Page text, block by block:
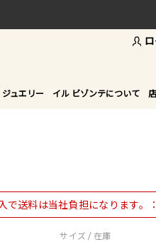
ュエリー イル ビゾンテについて
で送料は当社負担になります。
サイズ / 在庫